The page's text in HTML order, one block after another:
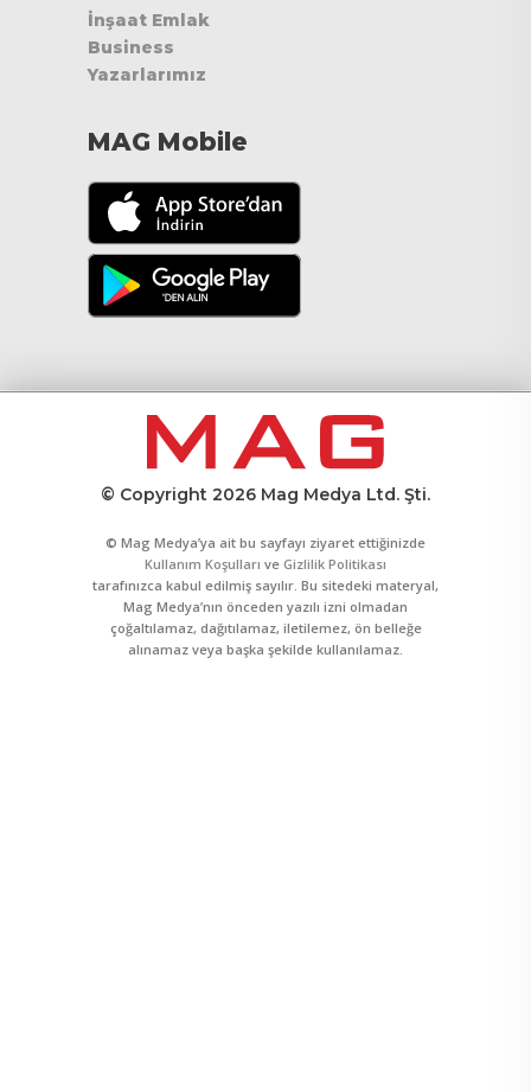
İnşaat Emlak
Business
Yazarlarımız
MAG Mobile
© Copyright 2026 Mag Medya Ltd. Şti.
© Mag Medya’ya ait bu sayfayı ziyaret ettiğinizde
Kullanım Koşulları ve Gizlilik Politikası
tarafınızca kabul edilmiş sayılır. Bu sitedeki materyal,
Mag Medya’nın önceden yazılı izni olmadan
çoğaltılamaz, dağıtılamaz, iletilemez, ön belleğe
alınamaz veya başka şekilde kullanılamaz.